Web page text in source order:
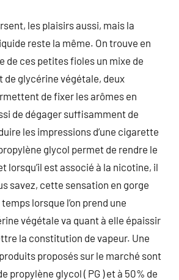
les plaisirs aussi, mais la
reste la même. On trouve en
de ces petites fioles un mixe de
de glycérine végétale, deux
de fixer les arômes en
de dégager suffisamment de
les impressions d’une cigarette
glycol permet de rendre le
lorsqu’il est associé à la nicotine, il
savez, cette sensation en gorge
lorsque l’on prend une
végétale va quant à elle épaissir
la constitution de vapeur. Une
proposés sur le marché sont
propylène glycol ( PG ) et à 50% de